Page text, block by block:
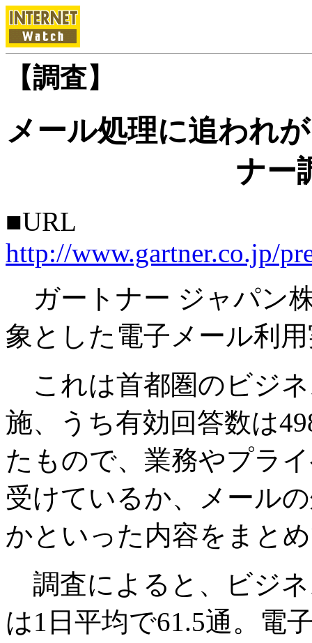
【調査】
メール処理に追われ
ナー
■URL
http://www.gartner.co.jp/
ガートナー ジャパン
象とした電子メール利
これは首都圏のビジネ
施、うち有効回答数は
たもので、業務やプラ
受けているか、メール
かといった内容をまと
調査によると、ビジ
は1日平均で61.5通。電